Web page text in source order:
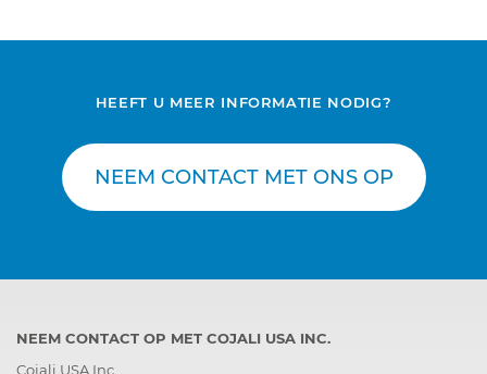
HEEFT U MEER INFORMATIE NODIG?
NEEM CONTACT MET ONS OP
NEEM CONTACT OP MET COJALI USA INC.
Cojali USA Inc.